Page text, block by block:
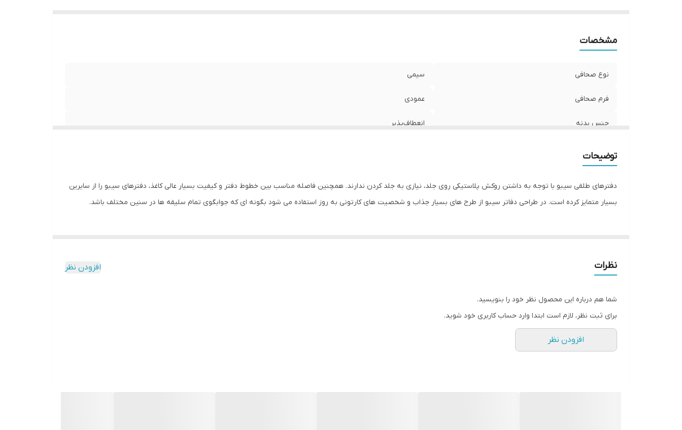
مشخصات
نوع صحافی سیمی
فرم صحافی عمودی
جنس بدنه انعطاف‌پذیر
توضیحات
دفترهای طلقی سیبو با توجه به داشتن روکش پلاستیکی روی جلد، نیازی به جلد کردن ندارند. همچنین فاصله مناسب بین خطوط دفتر و کیفیت بسیار عالی کاغذ، دفترهای سیبو را از سایرین
بسیار متمایز کرده است. در طراحی دفاتر سیبو از طرح های بسیار جذاب و شخصیت های کارتونی به روز استفاده می شود بگونه ای که جوابگوی تمام سلیقه ها در سنین مختلف باشد.
نظرات افزودن نظر
شما هم درباره این محصول نظر خود را بنویسید.
برای ثبت نظر، لازم است ابتدا وارد حساب کاربری خود شوید.
افزودن نظر